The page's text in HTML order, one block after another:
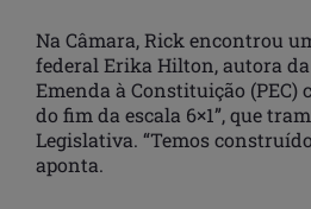
Na Câmara, Rick encontrou
federal Erika Hilton, autora
Emenda à Constituição (PEC)
do fim da escala 6×1”, que
Legislativa. “Temos
aponta.